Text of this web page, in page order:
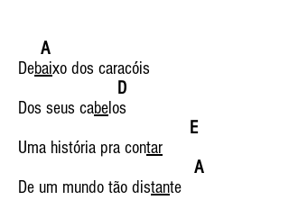
A
Debaixo dos caracóis
D
Dos seus cabelos
E
Uma história pra contar
A
De um mundo tão distante